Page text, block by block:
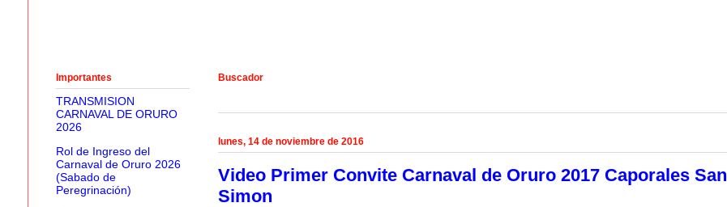
Buscador
lunes, 14 de noviembre de 2016
Video Primer Convite Carnaval de Oruro 2017 Caporales San
Simon
Importantes
TRANSMISION
CARNAVAL DE ORURO
2026
Rol de Ingreso del
Carnaval de Oruro 2026
(Sabado de
Peregrinación)